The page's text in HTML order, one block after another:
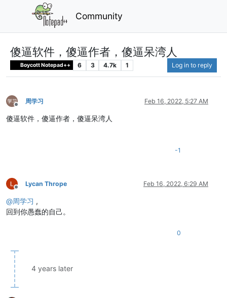
Community
傻逼软件，傻逼作者，傻逼呆湾人
Boycott Notepad++ 6 3 4.7k 1 Log in to reply
Offline
周学习 Feb 16, 2022, 5:27 AM
傻逼软件，傻逼作者，傻逼呆湾人
-1
Offline
Lycan Thrope Feb 16, 2022, 6:29 AM
@周学习 ,
回到你愚蠢的自己。
0
4 years later